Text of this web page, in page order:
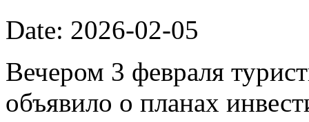
Date: 2026-02-05
Вечером 3 февраля
объявило о планах